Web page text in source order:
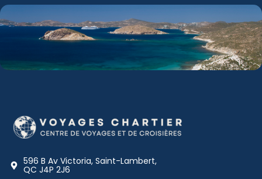
596 B Av Victoria, Saint-Lambert,
QC J4P 2J6